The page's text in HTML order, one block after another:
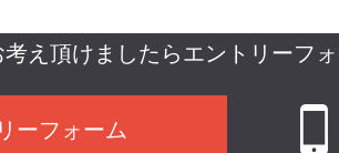
え頂けましたらエントリーフ
ーフォーム